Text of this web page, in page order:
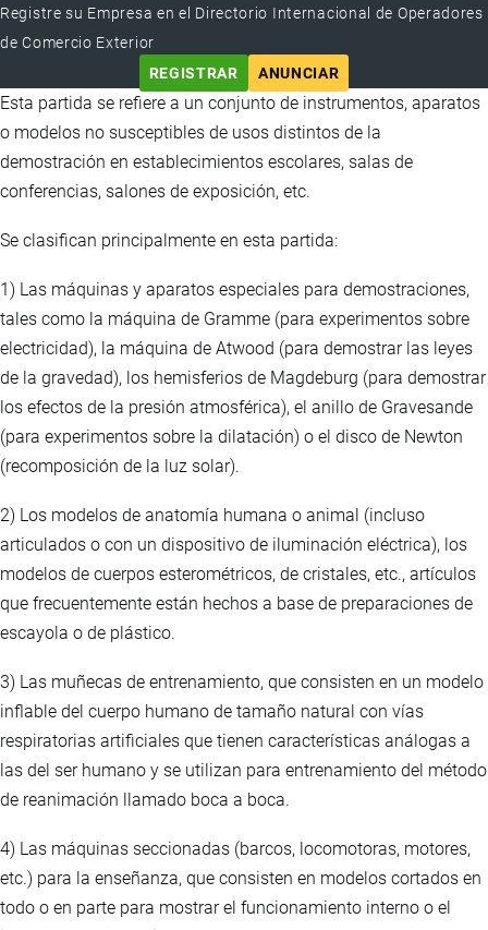
Registre su Empresa en el Directorio Internacional de Operadores
de Comercio Exterior
REGISTRAR
ANUNCIAR
Esta partida se refiere a un conjunto de instrumentos, aparatos
o modelos no susceptibles de usos distintos de la
demostración en establecimientos escolares, salas de
conferencias, salones de exposición, etc.
Se clasifican principalmente en esta partida:
1) Las máquinas y aparatos especiales para demostraciones,
tales como la máquina de Gramme (para experimentos sobre
electricidad), la máquina de Atwood (para demostrar las leyes
de la gravedad), los hemisferios de Magdeburg (para demostrar
los efectos de la presión atmosférica), el anillo de Gravesande
(para experimentos sobre la dilatación) o el disco de Newton
(recomposición de la luz solar).
2) Los modelos de anatomía humana o animal (incluso
articulados o con un dispositivo de iluminación eléctrica), los
modelos de cuerpos esterométricos, de cristales, etc., artículos
que frecuentemente están hechos a base de preparaciones de
escayola o de plástico.
3) Las muñecas de entrenamiento, que consisten en un modelo
inflable del cuerpo humano de tamaño natural con vías
respiratorias artificiales que tienen características análogas a
las del ser humano y se utilizan para entrenamiento del método
de reanimación llamado boca a boca.
4) Las máquinas seccionadas (barcos, locomotoras, motores,
etc.) para la enseñanza, que consisten en modelos cortados en
todo o en parte para mostrar el funcionamiento interno o el